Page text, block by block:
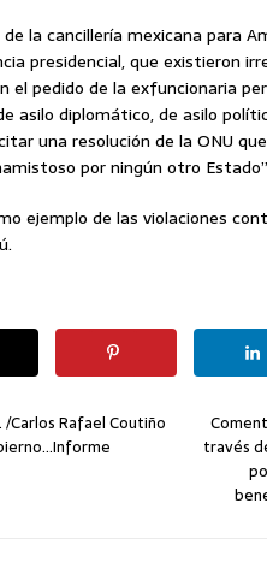
la cancillería mexicana para
presidencial, que existieron
el pedido de la exfuncionaria
asilo diplomático, de asilo
una resolución de la ONU
por ningún otro
ejemplo de las violaciones
/Carlos Rafael Coutiño
través